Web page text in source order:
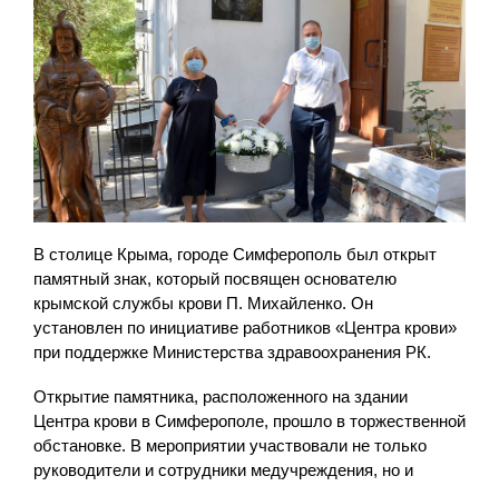
В столице Крыма, городе Симферополь был открыт
памятный знак, который посвящен основателю
крымской службы крови П. Михайленко. Он
установлен по инициативе работников «Центра крови»
при поддержке Министерства здравоохранения РК.
Открытие памятника, расположенного на здании
Центра крови в Симферополе, прошло в торжественной
обстановке. В мероприятии участвовали не только
руководители и сотрудники медучреждения, но и